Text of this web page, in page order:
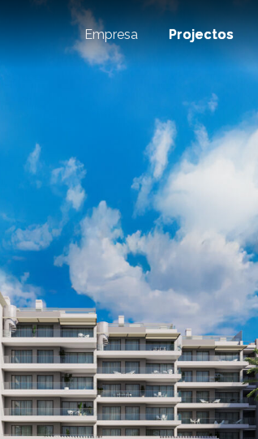
Empresa Projectos